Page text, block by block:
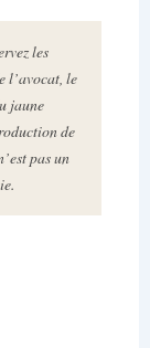
les
l’avocat, le
jaune
de
pas un